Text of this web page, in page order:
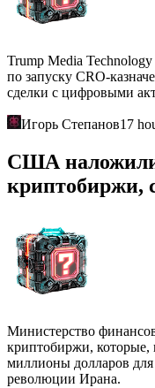
Trump Media
по запуску CRO-
сделки с цифровыми
Игорь Степанов17
США
криптобиржи,
Министерство
криптобиржи,
миллионы долларов
революции Ирана.